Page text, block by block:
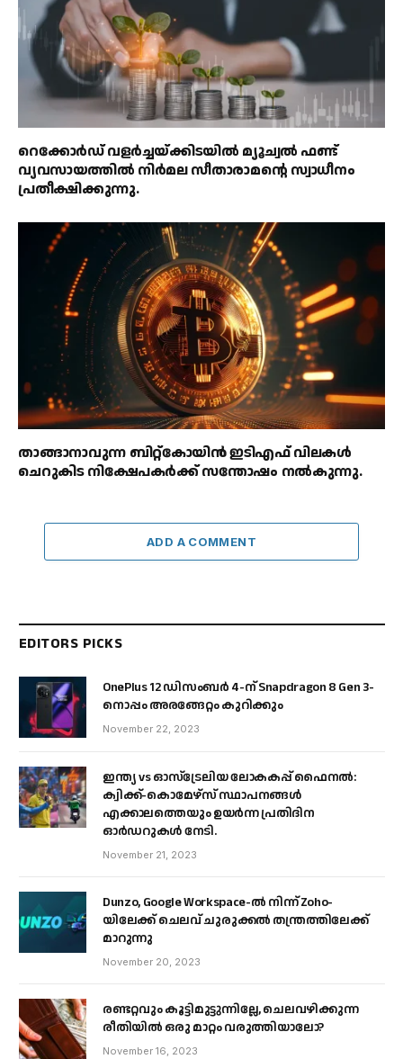
റെക്കോർഡ് വളർച്ചയ്ക്കിടയിൽ മ്യൂച്വൽ ഫണ്ട്
വ്യവസായത്തിൽ നിർമല സീതാരാമൻ്റെ സ്വാധീനം
പ്രതീക്ഷിക്കുന്നു.
താങ്ങാനാവുന്ന ബിറ്റ്കോയിൻ ഇടിഎഫ് വിലകൾ
ചെറുകിട നിക്ഷേപകർക്ക് സന്തോഷം നൽകുന്നു.
ADD A COMMENT
EDITORS PICKS
OnePlus 12 ഡിസംബർ 4-ന് Snapdragon 8 Gen 3-
നൊപ്പം അരങ്ങേറ്റം കുറിക്കും
November 22, 2023
ഇന്ത്യ vs ഓസ്‌ട്രേലിയ ലോകകപ്പ് ഫൈനൽ:
ക്വിക്ക്-കൊമേഴ്‌സ് സ്ഥാപനങ്ങൾ
എക്കാലത്തെയും ഉയർന്ന പ്രതിദിന
ഓർഡറുകൾ നേടി.
November 21, 2023
Dunzo, Google Workspace-ൽ നിന്ന് Zoho-
യിലേക്ക് ചെലവ് ചുരുക്കൽ തന്ത്രത്തിലേക്ക്
മാറുന്നു
November 20, 2023
രണ്ടറ്റവും കൂട്ടിമുട്ടുന്നില്ലേ, ചെലവഴിക്കുന്ന
രീതിയിൽ ഒരു മാറ്റം വരുത്തിയാലോ?
November 16, 2023